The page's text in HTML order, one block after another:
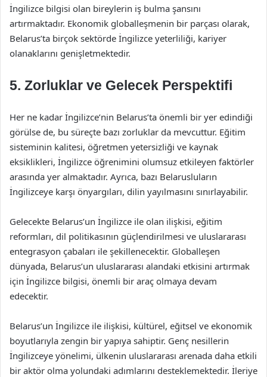
İngilizce bilgisi olan bireylerin iş bulma şansını
artırmaktadır. Ekonomik globalleşmenin bir parçası olarak,
Belarus’ta birçok sektörde İngilizce yeterliliği, kariyer
olanaklarını genişletmektedir.
5. Zorluklar ve Gelecek Perspektifi
Her ne kadar İngilizce’nin Belarus’ta önemli bir yer edindiği
görülse de, bu süreçte bazı zorluklar da mevcuttur. Eğitim
sisteminin kalitesi, öğretmen yetersizliği ve kaynak
eksiklikleri, İngilizce öğrenimini olumsuz etkileyen faktörler
arasında yer almaktadır. Ayrıca, bazı Belarusluların
İngilizceye karşı önyargıları, dilin yayılmasını sınırlayabilir.
Gelecekte Belarus’un İngilizce ile olan ilişkisi, eğitim
reformları, dil politikasının güçlendirilmesi ve uluslararası
entegrasyon çabaları ile şekillenecektir. Globalleşen
dünyada, Belarus’un uluslararası alandaki etkisini artırmak
için İngilizce bilgisi, önemli bir araç olmaya devam
edecektir.
Belarus’un İngilizce ile ilişkisi, kültürel, eğitsel ve ekonomik
boyutlarıyla zengin bir yapıya sahiptir. Genç nesillerin
İngilizceye yönelimi, ülkenin uluslararası arenada daha etkili
bir aktör olma yolundaki adımlarını desteklemektedir. İleriye